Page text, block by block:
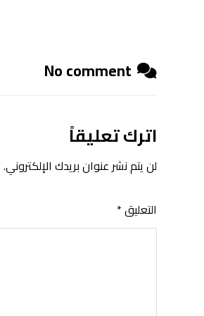
No comment
اترك تعليقاً
لن يتم نشر عنوان بريدك الإلكتروني.
التعليق*